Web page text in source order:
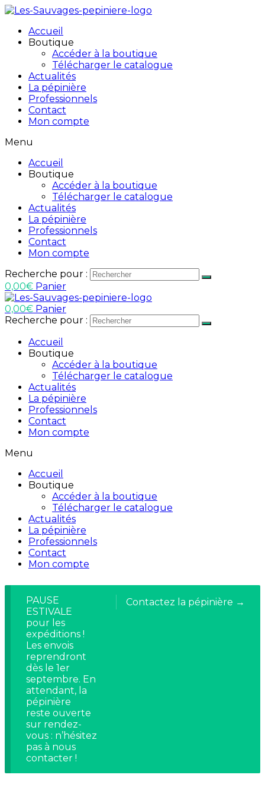
Accueil
Boutique
Accéder à la boutique
Télécharger le catalogue
Actualités
La pépinière
Professionnels
Contact
Mon compte
Menu
Accueil
Boutique
Accéder à la boutique
Télécharger le catalogue
Actualités
La pépinière
Professionnels
Contact
Mon compte
Recherche pour :
0,00€ Panier
0,00€ Panier
Recherche pour :
Accueil
Boutique
Accéder à la boutique
Télécharger le catalogue
Actualités
La pépinière
Professionnels
Contact
Mon compte
Menu
Accueil
Boutique
Accéder à la boutique
Télécharger le catalogue
Actualités
La pépinière
Professionnels
Contact
Mon compte
Contactez la pépinière →
PAUSE
ESTIVALE
pour les
expéditions !
Les envois
reprendront
dès le 1er
septembre. En
attendant, la
pépinière
reste ouverte
sur rendez-
vous : n’hésitez
pas à nous
contacter !